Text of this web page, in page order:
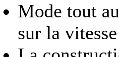
Mode tout
sur la